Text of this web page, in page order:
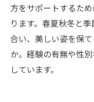
方をサポートするた
ります。春夏秋冬と
合い、美しい姿を保
か。経験の有無や性
しています。